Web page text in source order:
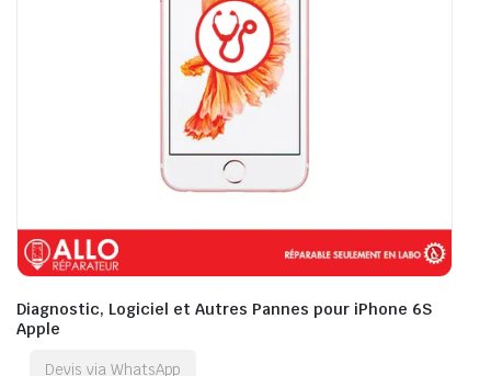
Diagnostic, Logiciel et Autres Pannes pour iPhone 6S
Apple
Devis via WhatsApp